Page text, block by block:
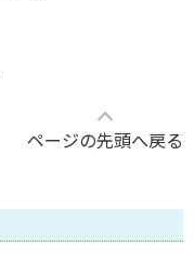
ページの先頭へ戻る